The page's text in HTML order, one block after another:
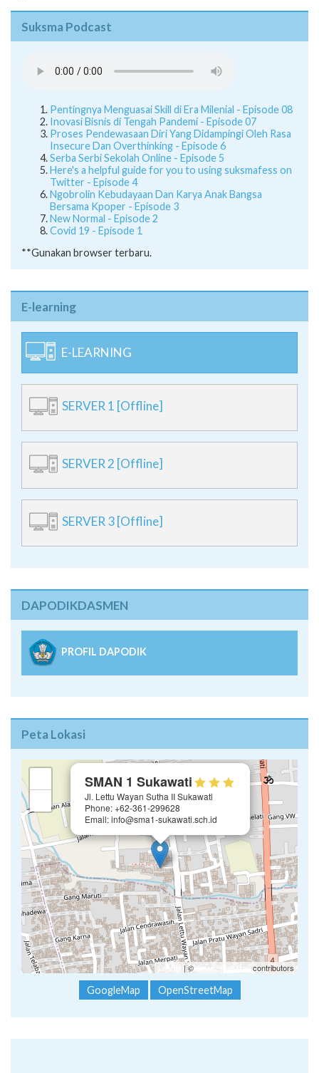
Suksma Podcast
Pentingnya Menguasai Skill di Era Milenial - Episode 08
Inovasi Bisnis di Tengah Pandemi - Episode 07
Proses Pendewasaan Diri Yang Didampingi Oleh Rasa
Insecure Dan Overthinking - Episode 6
Serba Serbi Sekolah Online - Episode 5
Here's a helpful guide for you to using suksmafess on
Twitter - Episode 4
Ngobrolin Kebudayaan Dan Karya Anak Bangsa
Bersama Kpoper - Episode 3
New Normal - Episode 2
Covid 19 - Episode 1
**Gunakan browser terbaru.
E-learning
E-LEARNING
SERVER 1 [Offline]
SERVER 2 [Offline]
SERVER 3 [Offline]
DAPODIKDASMEN
PROFIL DAPODIK
Peta Lokasi
SMAN 1 Sukawati
Jl. Lettu Wayan Sutha II Sukawati
Phone: +62-361-299628
Email: info@sma1-sukawati.sch.id
Leaflet | ©OpenStreetMap contributors
GoogleMap OpenStreetMap